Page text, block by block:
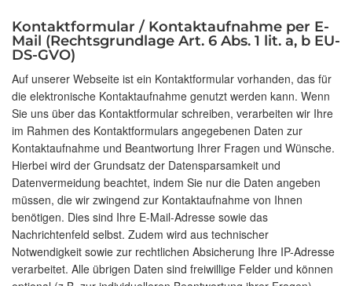
Kontaktformular / Kontaktaufnahme per E-
Mail (Rechtsgrundlage Art. 6 Abs. 1 lit. a, b EU-
DS-GVO)
Auf unserer Webseite ist ein Kontaktformular vorhanden, das für
die elektronische Kontaktaufnahme genutzt werden kann. Wenn
Sie uns über das Kontaktformular schreiben, verarbeiten wir Ihre
im Rahmen des Kontaktformulars angegebenen Daten zur
Kontaktaufnahme und Beantwortung Ihrer Fragen und Wünsche.
Hierbei wird der Grundsatz der Datensparsamkeit und
Datenvermeidung beachtet, indem Sie nur die Daten angeben
müssen, die wir zwingend zur Kontaktaufnahme von Ihnen
benötigen. Dies sind Ihre E-Mail-Adresse sowie das
Nachrichtenfeld selbst. Zudem wird aus technischer
Notwendigkeit sowie zur rechtlichen Absicherung Ihre IP-Adresse
verarbeitet. Alle übrigen Daten sind freiwillige Felder und können